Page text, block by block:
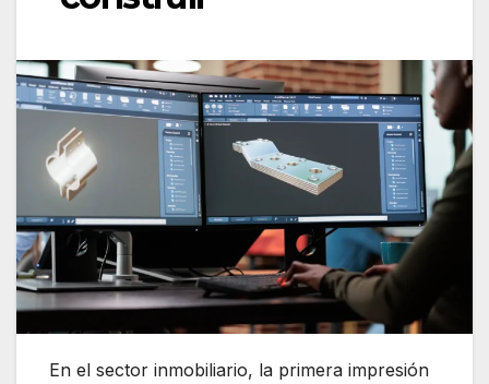
En el sector inmobiliario, la primera impresión